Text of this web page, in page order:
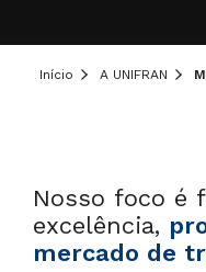
Início A UNIFRAN
Nosso foco é
excelência,
mercado de